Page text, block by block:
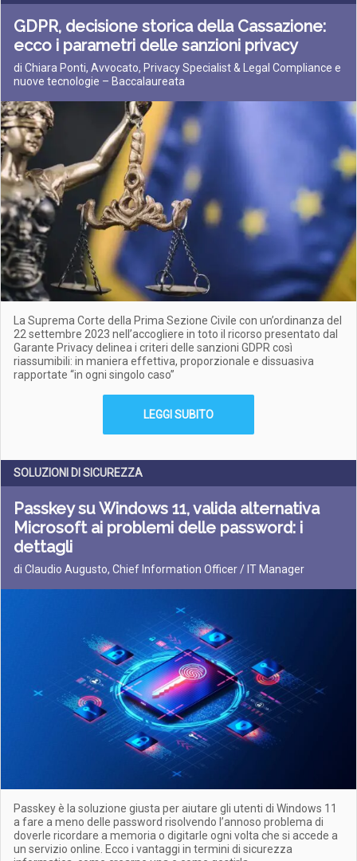
GDPR, decisione storica della Cassazione:
ecco i parametri delle sanzioni privacy
di Chiara Ponti, Avvocato, Privacy Specialist & Legal Compliance e
nuove tecnologie – Baccalaureata
La Suprema Corte della Prima Sezione Civile con un’ordinanza del
22 settembre 2023 nell’accogliere in toto il ricorso presentato dal
Garante Privacy delinea i criteri delle sanzioni GDPR così
riassumibili: in maniera effettiva, proporzionale e dissuasiva
rapportate “in ogni singolo caso”
LEGGI SUBITO
SOLUZIONI DI SICUREZZA
Passkey su Windows 11, valida alternativa
Microsoft ai problemi delle password: i
dettagli
di Claudio Augusto, Chief Information Officer / IT Manager
Passkey è la soluzione giusta per aiutare gli utenti di Windows 11
a fare a meno delle password risolvendo l’annoso problema di
doverle ricordare a memoria o digitarle ogni volta che si accede a
un servizio online. Ecco i vantaggi in termini di sicurezza